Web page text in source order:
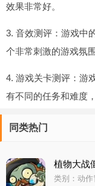
效果非常好。
3. 音效测评：游戏中
个非常刺激的游戏氛围
4. 游戏关卡测评：游
有不同的任务和难度
同类热门
植物大战
类别：动作